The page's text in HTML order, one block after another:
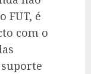
FUT, é
com o